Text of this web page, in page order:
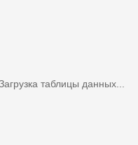
таблицы данных...